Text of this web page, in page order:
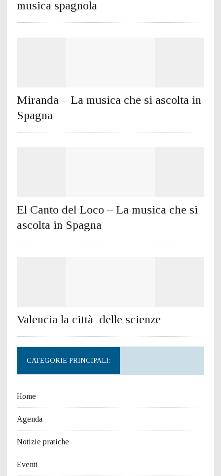
musica spagnola
Miranda – La musica che si ascolta in
Spagna
El Canto del Loco – La musica che si
ascolta in Spagna
Valencia la città delle scienze
CATEGORIE PRINCIPALI:
Home
Agenda
Notizie pratiche
Eventi